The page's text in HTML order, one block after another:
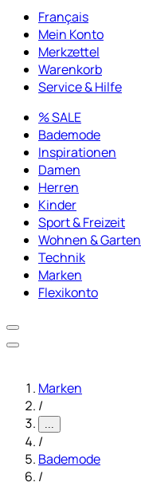
Français
Mein Konto
Merkzettel
Warenkorb
Service & Hilfe
% SALE
Bademode
Inspirationen
Damen
Herren
Kinder
Sport & Freizeit
Wohnen & Garten
Technik
Marken
Flexikonto
Marken
/
...
/
Bademode
/